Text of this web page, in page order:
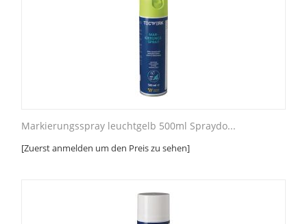
Markierungsspray leuchtgelb 500ml Spraydo...
[Zuerst anmelden um den Preis zu sehen]